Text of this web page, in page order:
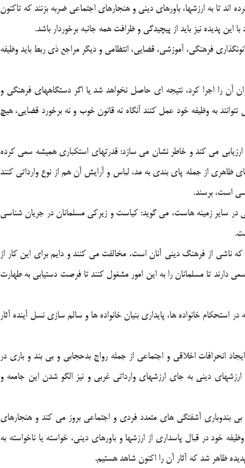
تا به ارزشها، باورهاي ديني و هنجارهاي اجتماعي ضربه بزنند كه تاكنون
پديده نيز بايد از پيچيدگي و ظرافت همه جانبه برخوردار باشد.
فرهنگي، آموزشي، قضايي، انتظامي و ديگر مراجع ذي ربط بايد وظيفه
آن را اجرا كرد، نتيجه اي حاصل نخواهد شد يا اگر دستگاههاي فرهنگي و
به وظيفه خود عمل كنند آنگاه نه قانون خوب و نه برخورد قضايي، هيچ
مي كند و خاطر نشان مي سازد: قدرتهاي استكباري هميشه سعي كرده
ظاهري از جمله پاي بندي به مد، لباس و آرايش آن هم از نوع وارداتي كنند
است، برسند.
در ساير زمينه هاست، مي گويد: كياست و زيركي مسلمانان در جريان شناسي
از فرهنگ ديني آنان است، مخالفت مي كنند و دايم براي اين كار از
دارند تا مسلمانان را به اين امور مشغول كنند تا فرصت دستيابي به طهارت
خانواده ها، پايداري بنيان خانواده ها و سالم سازي نسل آينده آثار
انحرافات اخلاقي و اجتماعي از جمله رواج بدحجابي و بي بند و باري در
ديني به جاي ارزشهاي وارداتي غربي و نيز الگو شدن اين جامعه و
بندوباري آشفتگي هاي متعدد فردي و اجتماعي بروز مي كند و هنجارهاي
خود در قبال پاسداري از ارزشها و باورهاي ديني، خواسته يا ناخواسته به
ظاهر شد كه آثار آن را اكنون شاهد هستيم.